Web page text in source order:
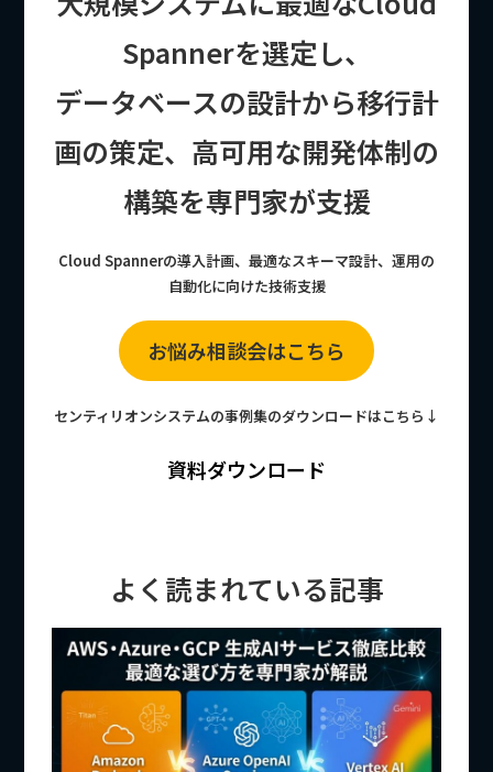
Spannerを選定し、
データベースの設計から移行計
画の策定、高可用な開発体制の
構築を専門家が支援
Cloud Spannerの導入計画、最適なスキーマ設計、運用の
自動化に向けた技術支援
お悩み相談会はこちら
センティリオンシステムの事例集のダウンロードはこちら↓
資料ダウンロード
よく読まれている記事